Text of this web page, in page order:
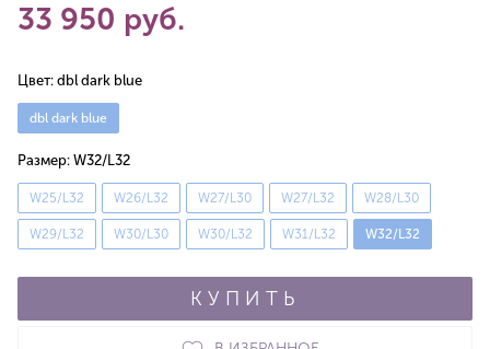
33 950 руб.
Цвет: dbl dark blue
dbl dark blue
Размер: W32/L32
W25/L32 W26/L32 W27/L30 W27/L32 W28/L30
W29/L32 W30/L30 W30/L32 W31/L32 W32/L32
КУПИТЬ